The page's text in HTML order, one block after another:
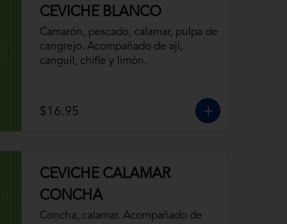
CEVICHE BLANCO
Camarón, pescado, calamar, pulpa de
cangrejo. Acompañado de ají,
canguil, chifle y limón.
$16.95
CEVICHE CALAMAR
CONCHA
Concha, calamar. Acompañado de